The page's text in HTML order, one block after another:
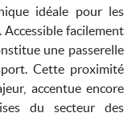
idéale pour les
facilement
une passerelle
Cette proximité
accentue encore
du secteur des